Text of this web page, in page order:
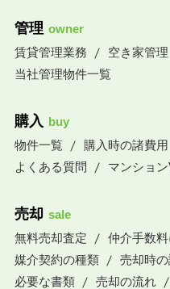
管理 owner
賃貸管理業務
空き家管理
当社管理物件一覧
購入 buy
物件一覧
購入時の諸費用
よくある質問
マンショ
売却 sale
無料売却査定
仲介手数
媒介契約の種類
売却時
必要な書類
売却の流れ